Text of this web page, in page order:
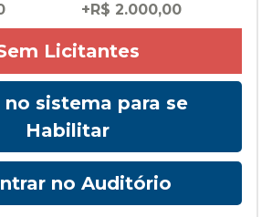
+R$ 2.000,00
Licitantes
no sistema para se
Habilitar
no Auditório